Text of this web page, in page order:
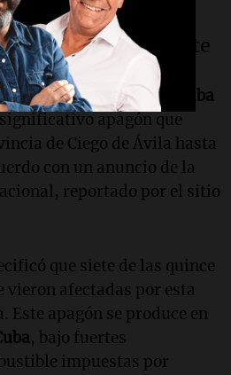
masivo en el este
la región oriental de Cuba
apagón que
de Ciego de Ávila hasta
con un anuncio de la
reportado por el sitio
que siete de las quince
vieron afectadas por esta
Este apagón se produce en
, bajo fuertes
impuestas por